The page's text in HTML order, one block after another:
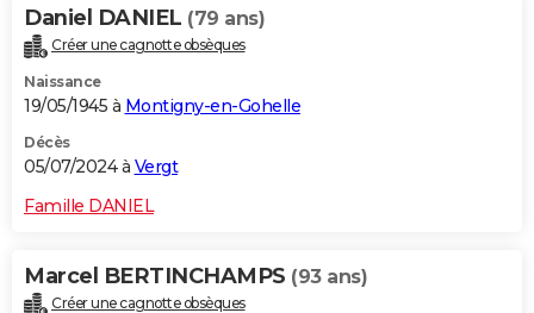
Daniel DANIEL (79 ans)
Créer une cagnotte obsèques
Naissance
19/05/1945 à Montigny-en-Gohelle
Décès
05/07/2024 à Vergt
Famille DANIEL
Marcel BERTINCHAMPS (93 ans)
Créer une cagnotte obsèques